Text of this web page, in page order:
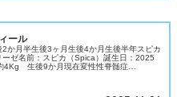
ール
2か月半生後3ヶ月生後4か月生後半年スピカ
ーゼ名前：スピカ（Spica）誕生日：2025
4Kg 生後9か月現在変性性脊髄症